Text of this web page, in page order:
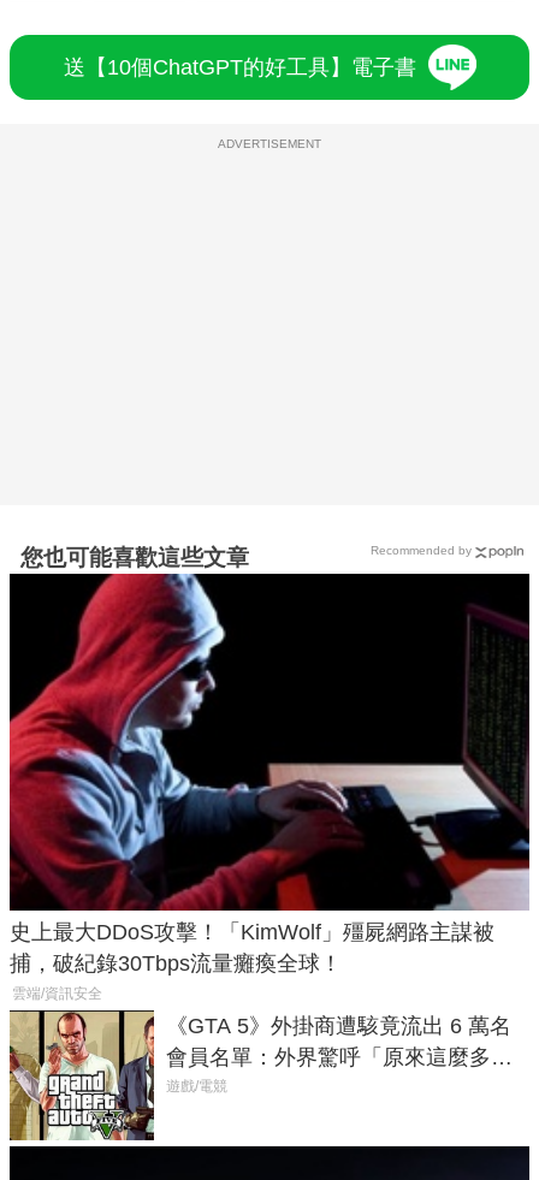
送【10個ChatGPT的好工具】電子書
ADVERTISEMENT
您也可能喜歡這些文章
史上最大DDoS攻擊！「KimWolf」殭屍網路主謀被
捕，破紀錄30Tbps流量癱瘓全球！
雲端/資訊安全
《GTA 5》外掛商遭駭竟流出 6 萬名
會員名單：外界驚呼「原來這麼多人
在開掛！」
遊戲/電競
Recommended by